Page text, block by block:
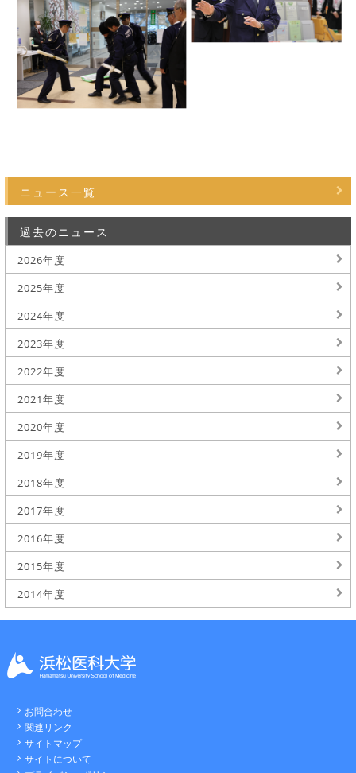
ニュース一覧
過去のニュース
2026年度
2025年度
2024年度
2023年度
2022年度
2021年度
2020年度
2019年度
2018年度
2017年度
2016年度
2015年度
2014年度
お問合わせ
関連リンク
サイトマップ
サイトについて